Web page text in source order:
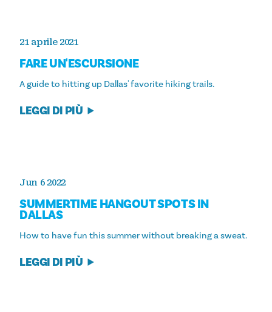
21 aprile 2021
FARE UN'ESCURSIONE
A guide to hitting up Dallas' favorite hiking trails.
LEGGI DI PIÙ
Jun 6 2022
SUMMERTIME HANGOUT SPOTS IN
DALLAS
How to have fun this summer without breaking a sweat.
LEGGI DI PIÙ